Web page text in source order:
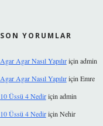
SON YORUMLAR
Agar Agar Nasıl Yapılıriçin admin
Agar Agar Nasıl Yapılıriçin Emre
10 Üssü 4 Nediriçin admin
10 Üssü 4 Nediriçin Nehir